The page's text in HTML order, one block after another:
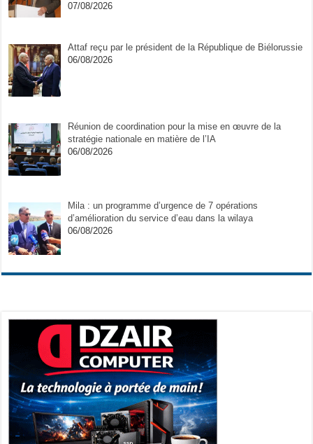
07/08/2026
Attaf reçu par le président de la République de Biélorussie
06/08/2026
Réunion de coordination pour la mise en œuvre de la
stratégie nationale en matière de l’IA
06/08/2026
Mila : un programme d’urgence de 7 opérations
d’amélioration du service d’eau dans la wilaya
06/08/2026